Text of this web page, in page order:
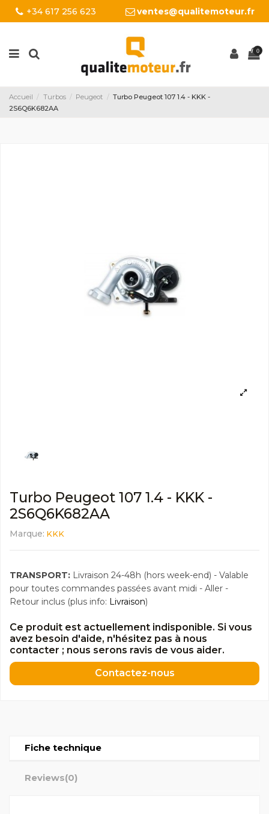
+34 617 256 623 ventes@qualitemoteur.fr
0
Accueil Turbos Peugeot
Turbo Peugeot 107 1.4 - KKK -
2S6Q6K682AA
Turbo Peugeot 107 1.4 - KKK -
2S6Q6K682AA
Marque: KKK
TRANSPORT: Livraison 24-48h (hors week-end) - Valable
pour toutes commandes passées avant midi - Aller -
Retour inclus (plus info: Livraison)
Ce produit est actuellement indisponible. Si vous
avez besoin d'aide, n'hésitez pas à nous
contacter ; nous serons ravis de vous aider.
Contactez-nous
Fiche technique
Reviews(0)